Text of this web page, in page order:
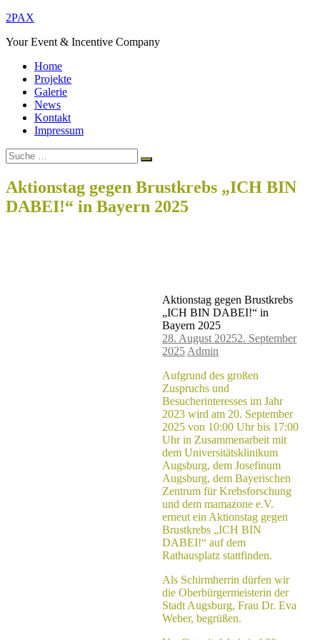
Zum
springen
2PAX
Your Event & Incentive Company
Home
Projekte
Galerie
News
Kontakt
Impressum
Suche
nach:
Suchen
Aktionstag gegen Brustkrebs „ICH BIN
DABEI!“ in Bayern 2025
Aktionstag gegen Brustkrebs
„ICH BIN DABEI!“ in
Bayern 2025
28. August 20252. September
2025 Admin
Aufgrund des großen
Zuspruchs und
Besucherinteresses im Jahr
2023 wird am 20. September
2025 von 10:00 Uhr bis 17:00
Uhr in Zusammenarbeit mit
dem Universitätsklinikum
Augsburg, dem Josefinum
Augsburg, dem Bayerischen
Zentrum für Krebsforschung
und dem mamazone e.V.
erneut ein Aktionstag gegen
Brustkrebs „ICH BIN
DABEI!“ auf dem
Rathausplatz stattfinden.
Als Schirmherrin dürfen wir
die Oberbürgermeisterin der
Stadt Augsburg, Frau Dr. Eva
Weber, begrüßen.